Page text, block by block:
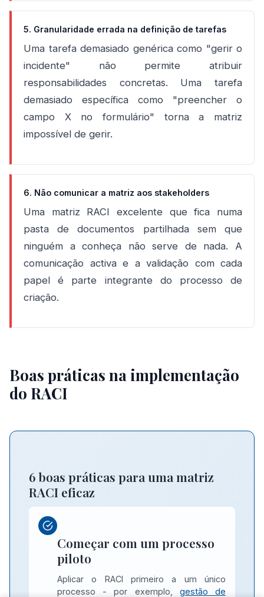
5. Granularidade errada na definição de tarefas
Uma tarefa demasiado genérica como "gerir o
incidente" não permite atribuir
responsabilidades concretas. Uma tarefa
demasiado específica como "preencher o
campo X no formulário" torna a matriz
impossível de gerir.
6. Não comunicar a matriz aos stakeholders
Uma matriz RACI excelente que fica numa
pasta de documentos partilhada sem que
ninguém a conheça não serve de nada. A
comunicação activa e a validação com cada
papel é parte integrante do processo de
criação.
Boas práticas na implementação
do RACI
6 boas práticas para uma matriz
RACI eficaz
Começar com um processo
piloto
Aplicar o RACI primeiro a um único
processo - por exemplo, gestão de